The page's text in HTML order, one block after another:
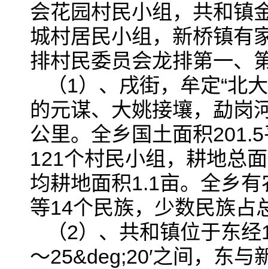
会花园村民小组，共和镇
城村居民小组，新桥镇有
排村民委员会龙排第一、
（1）、戌街，牟定“北
的元谋、大姚接壤，勐岗
公里。全乡国土面积
121个村民小组，耕地总
均耕地面积1.1亩。全乡
等14个民族，少数民族占
（2）、共和镇位于东
～25&deg;20′之间，东